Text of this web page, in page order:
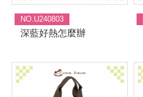
NO.U240803
深藍好熱怎麼辦